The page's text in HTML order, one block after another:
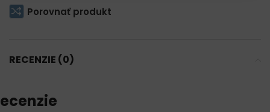
Porovnať produkt
RECENZIE (0)